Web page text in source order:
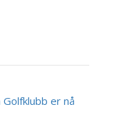
er nå